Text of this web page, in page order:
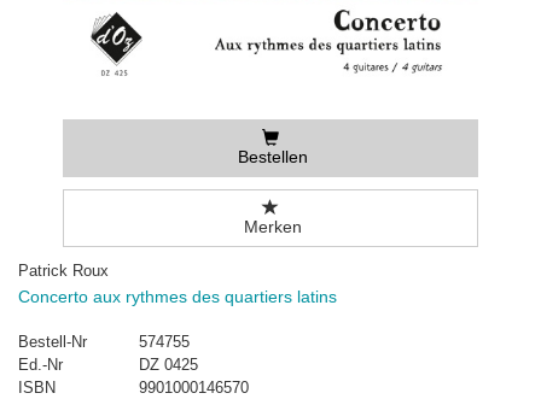
Bestellen
Merken
Patrick Roux
Concerto aux rythmes des quartiers latins
Bestell-Nr
574755
Ed.-Nr
DZ 0425
ISBN
9901000146570